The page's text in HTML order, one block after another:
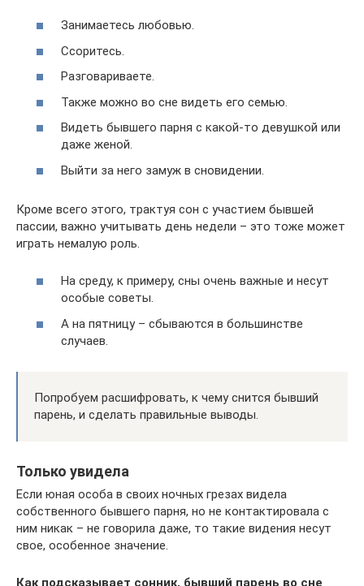
Занимаетесь любовью.
Ссоритесь.
Разговариваете.
Также можно во сне видеть его семью.
Видеть бывшего парня с какой-то девушкой или
даже женой.
Выйти за него замуж в сновидении.
Кроме всего этого, трактуя сон с участием бывшей
пассии, важно учитывать день недели – это тоже может
играть немалую роль.
На среду, к примеру, сны очень важные и несут
особые советы.
А на пятницу – сбываются в большинстве
случаев.
Попробуем расшифровать, к чему снится бывший
парень, и сделать правильные выводы.
Только увидела
Если юная особа в своих ночных грезах видела
собственного бывшего парня, но не контактировала с
ним никак – не говорила даже, то такие видения несут
свое, особенное значение.
Как подсказывает сонник, бывший парень во сне